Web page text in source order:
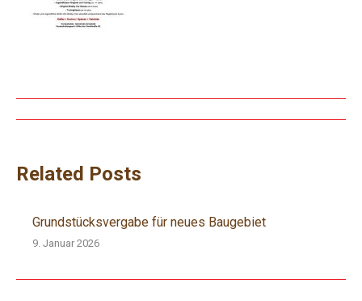
Beitragsnavigation
Related Posts
Grundstücksvergabe für neues Baugebiet
9. Januar 2026